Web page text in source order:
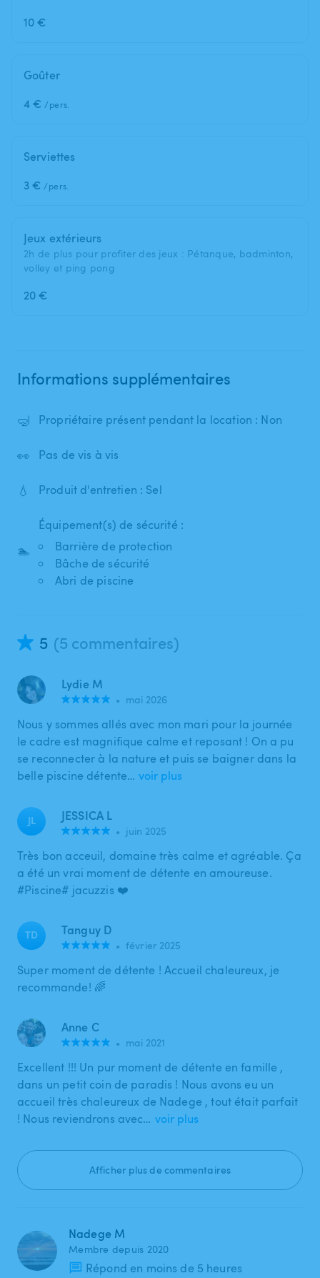
10 €
Goûter
4 € /pers.
Serviettes
3 € /pers.
Jeux extérieurs
2h de plus pour profiter des jeux : Pétanque, badminton,
volley et ping pong
20 €
Informations supplémentaires
🤿 Propriétaire présent pendant la location : Non
👀 Pas de vis à vis
💧 Produit d'entretien : Sel
🏊
Équipement(s) de sécurité :
Barrière de protection
Bâche de sécurité
Abri de piscine
5 (5 commentaires)
Lydie M
• mai 2026
Nous y sommes allés avec mon mari pour la journée
le cadre est magnifique calme et reposant ! On a pu
se reconnecter à la nature et puis se baigner dans la
belle piscine détente… voir plus
JL JESSICA L
• juin 2025
Très bon acceuil, domaine très calme et agréable. Ça
a été un vrai moment de détente en amoureuse.
#Piscine# jacuzzis ❤️
TD Tanguy D
• février 2025
Super moment de détente ! Accueil chaleureux, je
recommande! 🌈
Anne C
• mai 2021
Excellent !!! Un pur moment de détente en famille ,
dans un petit coin de paradis ! Nous avons eu un
accueil très chaleureux de Nadege , tout était parfait
! Nous reviendrons avec… voir plus
Afficher plus de commentaires
Nadege M
Membre depuis 2020
Répond en moins de 5 heures